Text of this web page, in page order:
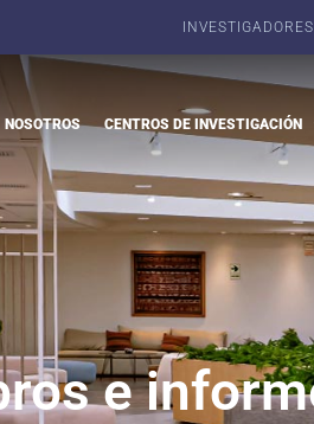
INVESTIGADORES
NOSOTROS CENTROS DE INVESTIGACIÓN
e